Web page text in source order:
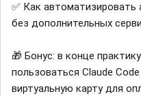
✅ Как автоматизировать
без дополнительных
🎁 Бонус: в конце
пользоваться Claude
виртуальную карту для